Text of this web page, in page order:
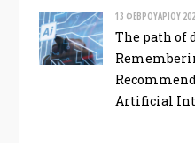
13 ΦΕΒΡΟΥΑΡΊΟΥ
The path of
Artificial